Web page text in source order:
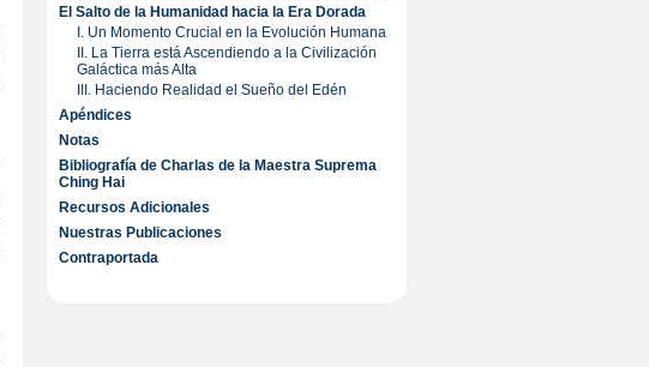
El Salto de la Humanidad hacia la Era Dorada
I. Un Momento Crucial en la Evolución Humana
II. La Tierra está Ascendiendo a la Civilización
Galáctica más Alta
III. Haciendo Realidad el Sueño del Edén
Apéndices
Notas
Bibliografía de Charlas de la Maestra Suprema
Ching Hai
Recursos Adicionales
Nuestras Publicaciones
Contraportada